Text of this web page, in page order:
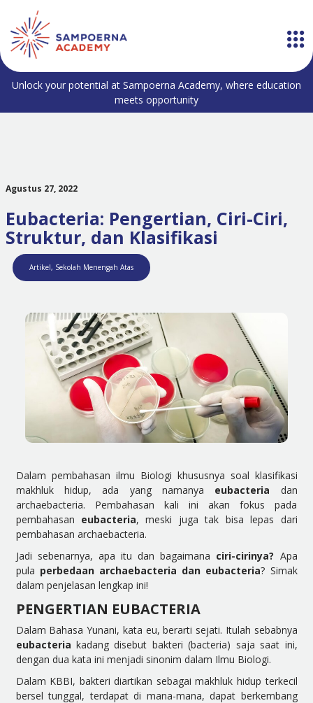
Unlock your potential at Sampoerna Academy, where education
meets opportunity
Agustus 27, 2022
Eubacteria: Pengertian, Ciri-Ciri,
Struktur, dan Klasifikasi
Artikel, Sekolah Menengah Atas
Dalam pembahasan ilmu Biologi khususnya soal klasifikasi
makhluk hidup, ada yang namanya eubacteria dan
archaebacteria. Pembahasan kali ini akan fokus pada
pembahasan eubacteria, meski juga tak bisa lepas dari
pembahasan archaebacteria.
Jadi sebenarnya, apa itu dan bagaimana ciri-cirinya? Apa
pula perbedaan archaebacteria dan eubacteria? Simak
dalam penjelasan lengkap ini!
PENGERTIAN EUBACTERIA
Dalam Bahasa Yunani, kata eu, berarti sejati. Itulah sebabnya
eubacteria kadang disebut bakteri (bacteria) saja saat ini,
dengan dua kata ini menjadi sinonim dalam Ilmu Biologi.
Dalam KBBI, bakteri diartikan sebagai makhluk hidup terkecil
bersel tunggal, terdapat di mana-mana, dapat berkembang